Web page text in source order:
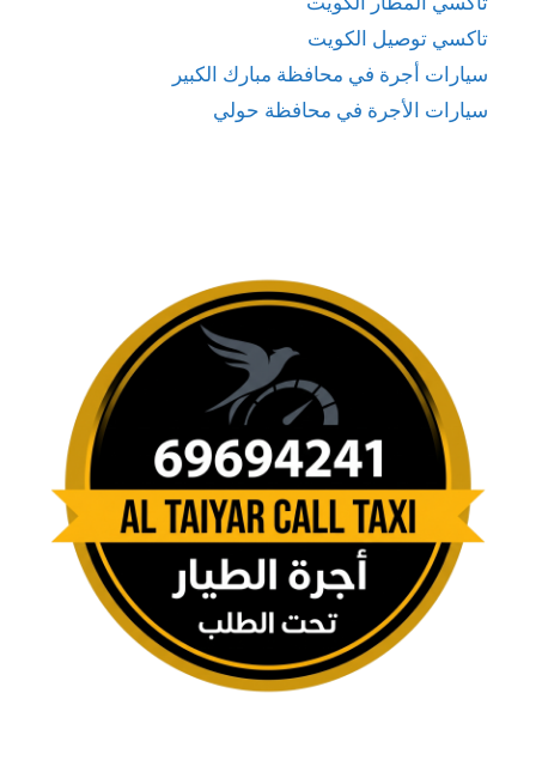
تاكسي توصيل الكويت
سيارات أجرة في محافظة مبارك الكبير
سيارات الأجرة في محافظة حولي